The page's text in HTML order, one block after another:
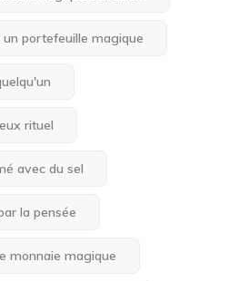
portefeuille magique
rituel
avec du sel
la pensée
monnaie magique